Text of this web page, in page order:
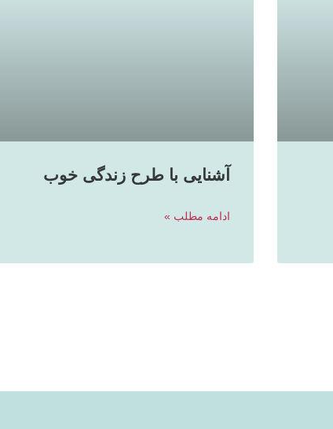
آشنایی با طرح زندگی خوب
ادامه مطلب »